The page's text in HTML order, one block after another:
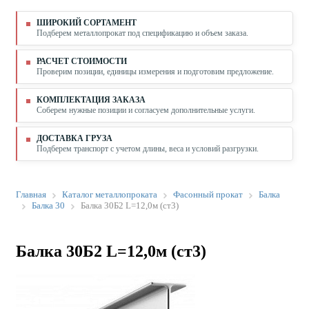
ШИРОКИЙ СОРТАМЕНТ
Подберем металлопрокат под спецификацию и объем заказа.
РАСЧЕТ СТОИМОСТИ
Проверим позиции, единицы измерения и подготовим предложение.
КОМПЛЕКТАЦИЯ ЗАКАЗА
Соберем нужные позиции и согласуем дополнительные услуги.
ДОСТАВКА ГРУЗА
Подберем транспорт с учетом длины, веса и условий разгрузки.
Главная Каталог металлопроката Фасонный прокат
Балка
Балка 30
Балка 30Б2 L=12,0м (ст3)
Балка 30Б2 L=12,0м (ст3)